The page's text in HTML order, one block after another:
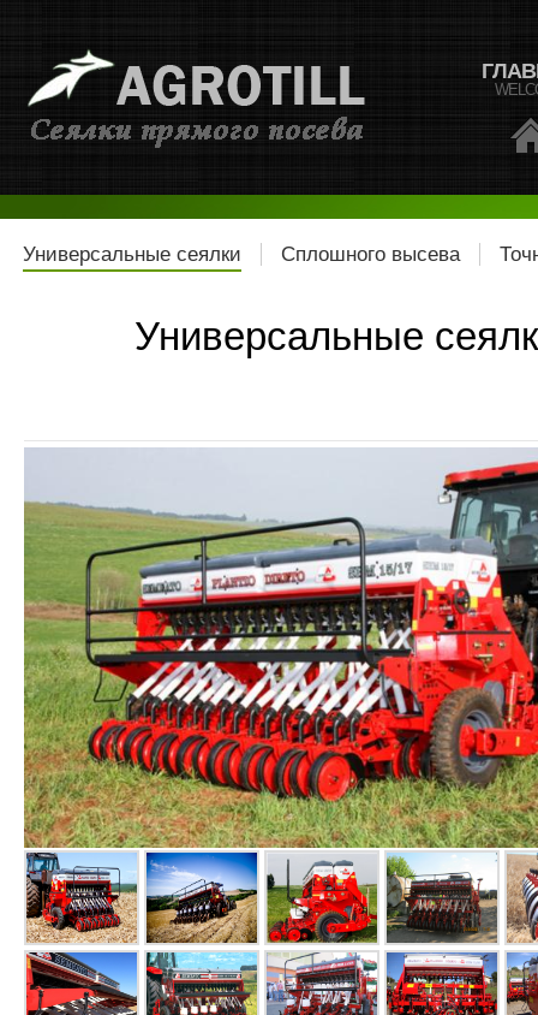
Универсальные сеялки Сплошного высева
Универсальные